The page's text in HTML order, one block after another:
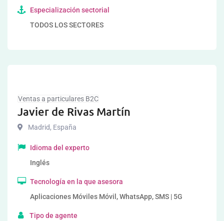
Especialización sectorial
TODOS LOS SECTORES
Ventas a particulares B2C
Javier de Rivas Martín
Madrid, España
Idioma del experto
Inglés
Tecnología en la que asesora
Aplicaciones Móviles Móvil, WhatsApp, SMS | 5G
Tipo de agente